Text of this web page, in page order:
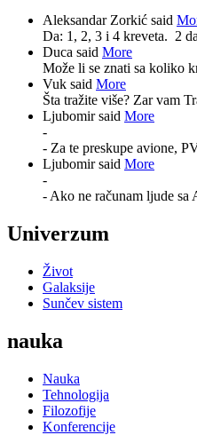
Aleksandar Zorkić said
Da: 1, 2, 3 i 4 kreveta. 2
Duca said More
Može li se znati sa koliko
Vuk said More
Šta tražite više? Zar vam
Ljubomir said More
-
- Za te preskupe avione,
Ljubomir said More
-
- Ako ne računam ljude sa
Univerzum
Život
Galaksije
Sunčev sistem
nauka
Nauka
Tehnologija
Filozofije
Konferencije